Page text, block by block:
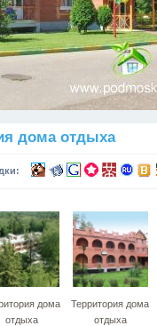
дома отдыха
дома
отдыха
Территория дома
отдыха